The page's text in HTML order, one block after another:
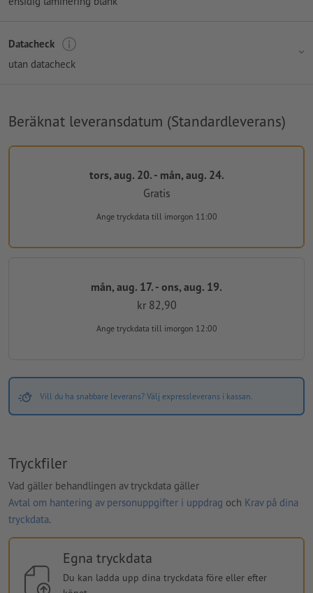
Datacheck
utan datacheck
Beräknat leveransdatum (Standardleverans)
tors, aug. 20. - mån, aug. 24.
Gratis
Ange tryckdata till imorgon 11:00
mån, aug. 17. - ons, aug. 19.
kr 82,90
Ange tryckdata till imorgon 12:00
Vill du ha snabbare leverans? Välj expressleverans i kassan.
Tryckfiler
Vad gäller behandlingen av tryckdata gäller
Avtal om hantering av personuppgifter i uppdrag och Krav på dina
tryckdata.
Egna tryckdata
Du kan ladda upp dina tryckdata före eller efter